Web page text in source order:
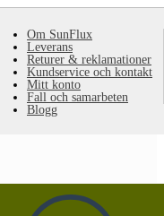
Om SunFlux
Leverans
Returer & reklamationer
Kundservice och kontakt
Mitt konto
Fall och samarbeten
Blogg